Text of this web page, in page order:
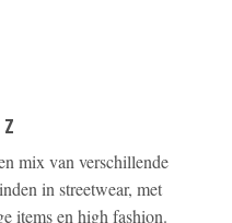
mix van verschillende
in streetwear, met
items en high fashion.